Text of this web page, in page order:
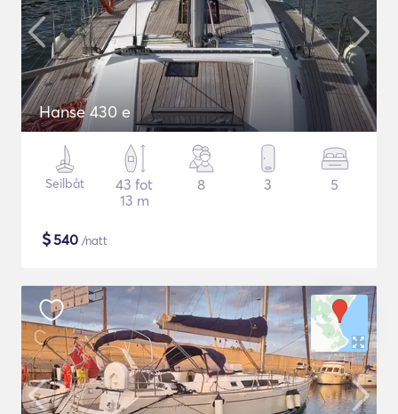
Hanse 430 e
Seilbåt
43 fot
13 m
8 3 5
$540 /natt